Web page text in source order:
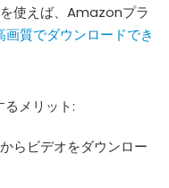
を使えば、Amazonプラ
質でダウンロードでき
メリット:
らビデオをダウンロー